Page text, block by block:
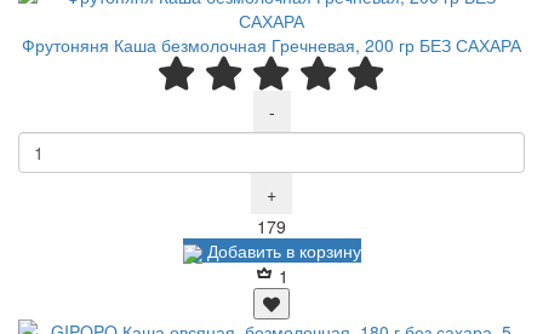
Фрутоняня Каша безмолочная Гречневая, 200 гр БЕЗ САХАРА
-
+
179
Добавить в корзину
1